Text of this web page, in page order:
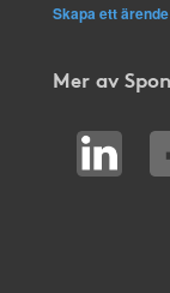
Skapa ett ärende
Mer av